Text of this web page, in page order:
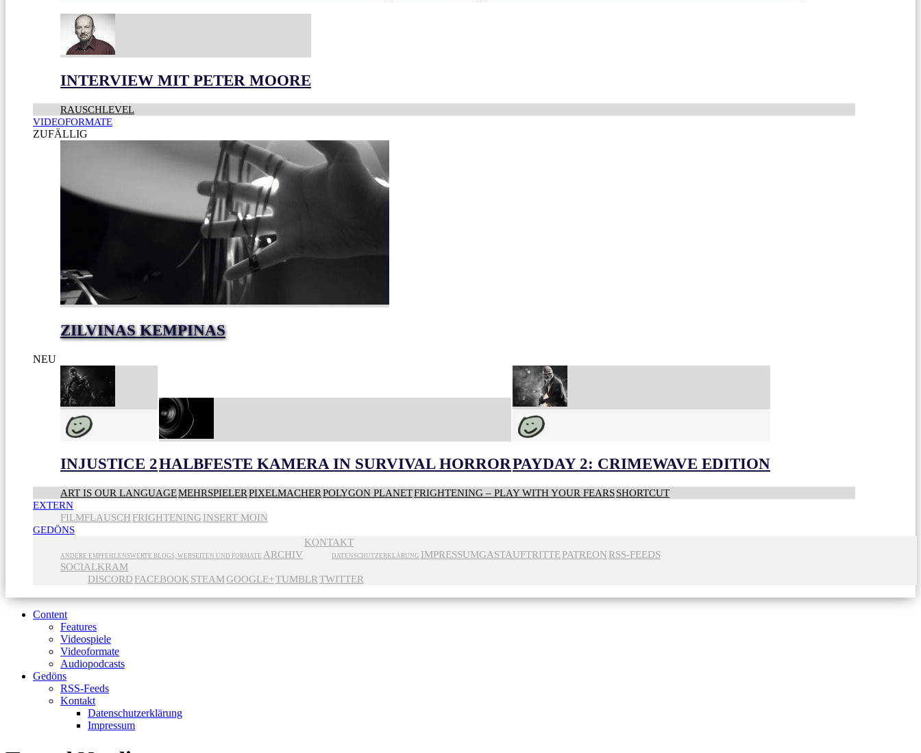
INTERVIEW MIT PETER MOORE
RAUSCHLEVEL
VIDEOFORMATE
ZUFÄLLIG
ZILVINAS KEMPINAS
NEU
INJUSTICE 2HALBFESTE KAMERA IN SURVIVAL HORRORPAYDAY 2: CRIMEWAVE EDITION
ART IS OUR LANGUAGEMEHRSPIELERPIXELMACHERPOLYGON PLANETFRIGHTENING – PLAY WITH YOUR FEARSSHORTCUT
EXTERN
FILMFLAUSCH FRIGHTENING INSERT MOIN
GEDÖNS
ANDERE EMPFEHLENSWERTE BLOGS, WEBSEITEN UND FORMATE ARCHIV
KONTAKT
DATENSCHUTZERKLÄRUNG IMPRESSUMGASTAUFTRITTEPATREON RSS-FEEDS
SOCIALKRAM
DISCORD FACEBOOK STEAMGOOGLE+TUMBLRTWITTER
Content
Features
Videospiele
Videoformate
Audiopodcasts
Gedöns
RSS-Feeds
Kontakt
Datenschutzerklärung
Impressum